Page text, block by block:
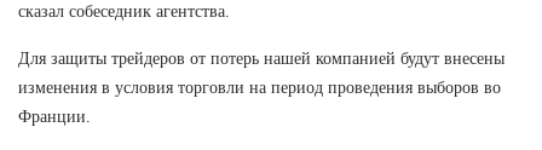
сказал собеседник агентства.
Для защиты трейдеров от потерь нашей компанией будут внесены
изменения в условия торговли на период проведения выборов во
Франции.